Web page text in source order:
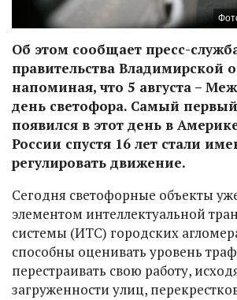
Об этом сообщает пресс-
правительства Владимирской
напоминая, что 5 августа –
день светофора. Самый
появился в этот день в
России спустя 16 лет стали
регулировать движение.
Сегодня светофорные объекты
элементом интеллектуальной
системы (ИТС) городских
способны оценивать уровень
перестраивать свою работу,
загруженности улиц,